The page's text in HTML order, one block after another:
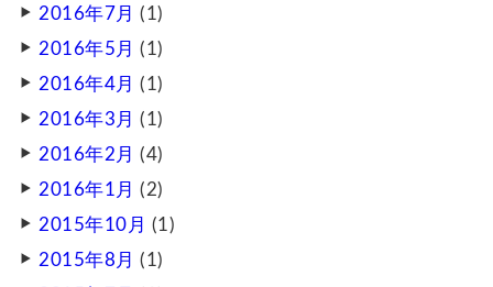
2016年7月 (1)
2016年5月 (1)
2016年4月 (1)
2016年3月 (1)
2016年2月 (4)
2016年1月 (2)
2015年10月 (1)
2015年8月 (1)